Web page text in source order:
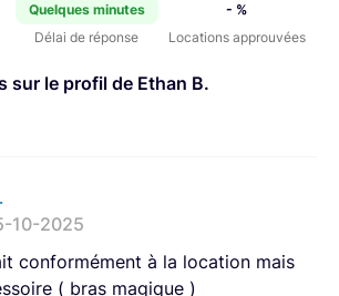
de la photographie, et en
BTS audiovisuel.
Quelques minutes
Délai de réponse
- %
Locations approuvées
sur le profil de Ethan B.
10-2025
conformément à la location mais
( bras magique )